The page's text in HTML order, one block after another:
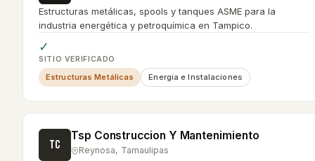
Estructuras metálicas, spools y tanques ASME para la
industria energética y petroquímica en Tampico.
✓
SITIO VERIFICADO
Estructuras Metálicas Energía e Instalaciones
TC
Tsp Construccion Y Mantenimiento
Reynosa, Tamaulipas